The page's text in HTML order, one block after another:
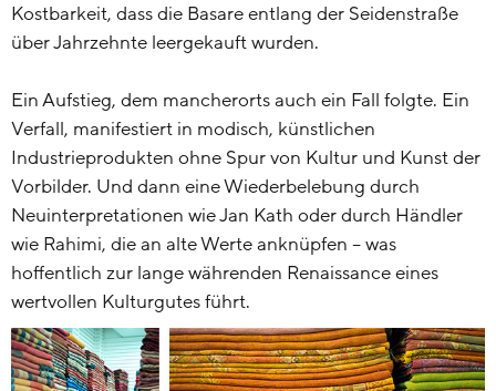
Kostbarkeit, dass die Basare entlang der Seidenstraße
über Jahrzehnte leergekauft wurden.
Ein Aufstieg, dem mancherorts auch ein Fall folgte. Ein
Verfall, manifestiert in modisch, künstlichen
Industrieprodukten ohne Spur von Kultur und Kunst der
Vorbilder. Und dann eine Wiederbelebung durch
Neuinterpretationen wie Jan Kath oder durch Händler
wie Rahimi, die an alte Werte anknüpfen – was
hoffentlich zur lange währenden Renaissance eines
wertvollen Kulturgutes führt.